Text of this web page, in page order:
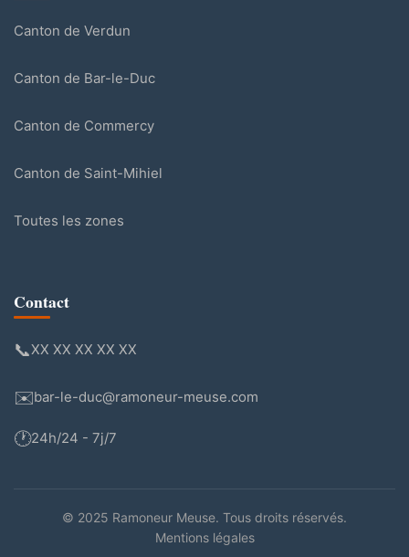
Canton de Verdun
Canton de Bar-le-Duc
Canton de Commercy
Canton de Saint-Mihiel
Toutes les zones
Contact
📞XX XX XX XX XX
✉️bar-le-duc@ramoneur-meuse.com
🕐24h/24 - 7j/7
© 2025 Ramoneur Meuse. Tous droits réservés.
Mentions légales